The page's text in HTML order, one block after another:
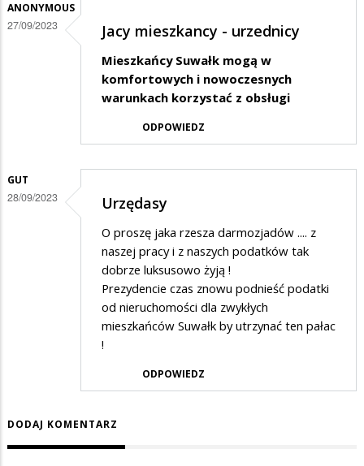
ANONYMOUS
27/09/2023 Jacy mieszkancy - urzednicy
Mieszkańcy Suwałk mogą w
komfortowych i nowoczesnych
warunkach korzystać z obsługi
ODPOWIEDZ
GUT
28/09/2023 Urzędasy
O proszę jaka rzesza darmozjadów .... z
naszej pracy i z naszych podatków tak
dobrze luksusowo żyją !
Prezydencie czas znowu podnieść podatki
od nieruchomości dla zwykłych
mieszkańców Suwałk by utrzynać ten pałac
!
ODPOWIEDZ
DODAJ KOMENTARZ